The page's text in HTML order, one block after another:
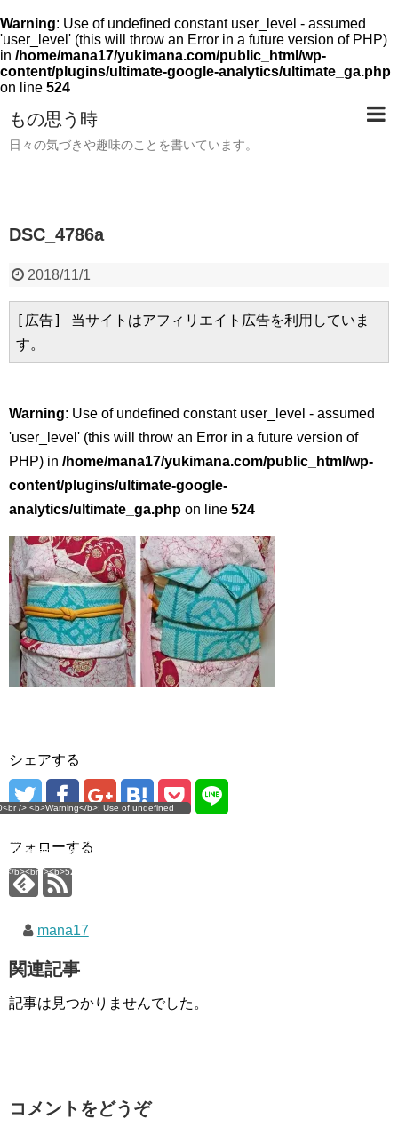
Warning: Use of undefined constant user_level - assumed
'user_level' (this will throw an Error in a future version of PHP)
in /home/mana17/yukimana.com/public_html/wp-
content/plugins/ultimate-google-analytics/ultimate_ga.php
on line 524
もの思う時
日々の気づきや趣味のことを書いています。
DSC_4786a
2018/11/1
[広告] 当サイトはアフィリエイト広告を利用していま
す。
Warning: Use of undefined constant user_level - assumed
'user_level' (this will throw an Error in a future version of
PHP) in /home/mana17/yukimana.com/public_html/wp-
content/plugins/ultimate-google-
analytics/ultimate_ga.php on line 524
シェアする
error
b>: Use of undefined
public_html/wp-
ultimate-google-
b><br />
/> <b>Warning</b>: Use of undefined
mana17/yukimana.com/public_html/wp-
content/plugins/ultimate-google-
<b>524</b><br />
フォローする
mana17
関連記事
記事は見つかりませんでした。
コメントをどうぞ